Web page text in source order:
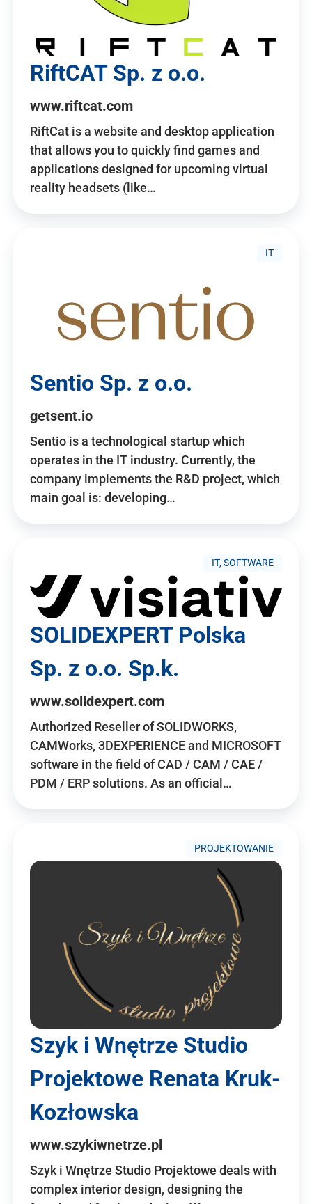
RiftCAT Sp. z o.o.
www.riftcat.com
RiftCat is a website and desktop application
that allows you to quickly find games and
applications designed for upcoming virtual
reality headsets (like…
IT
Sentio Sp. z o.o.
getsent.io
Sentio is a technological startup which
operates in the IT industry. Currently, the
company implements the R&D project, which
main goal is: developing…
IT, SOFTWARE
SOLIDEXPERT Polska
Sp. z o.o. Sp.k.
www.solidexpert.com
Authorized Reseller of SOLIDWORKS,
CAMWorks, 3DEXPERIENCE and MICROSOFT
software in the field of CAD / CAM / CAE /
PDM / ERP solutions. As an official…
PROJEKTOWANIE
Szyk i Wnętrze Studio
Projektowe Renata Kruk-
Kozłowska
www.szykiwnetrze.pl
Szyk i Wnętrze Studio Projektowe deals with
complex interior design, designing the